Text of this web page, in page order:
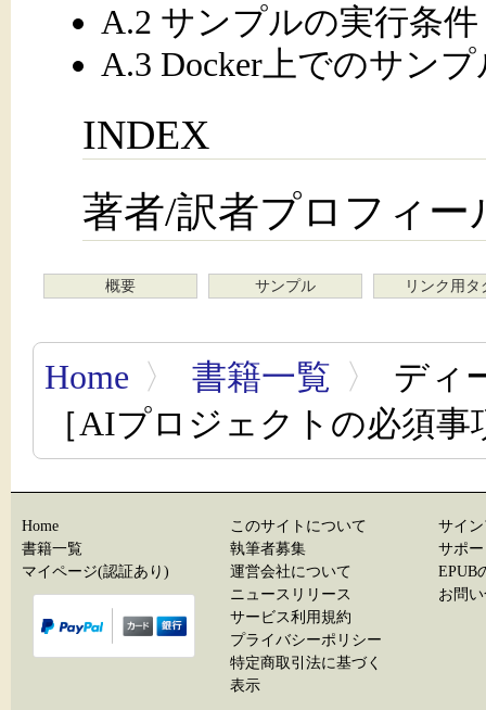
A.2 サンプルの実行条件
A.3 Docker上でのサン
INDEX
著者/訳者プロフィー
概要 サンプル リンク用タ
Home 〉 書籍一覧 〉
ディ
［AIプロジェクトの必須
Home
書籍一覧
マイページ(認証あり)
このサイトについて
執筆者募集
運営会社について
ニュースリリース
サービス利用規約
プライバシーポリシー
特定商取引法に基づく
表示
サイ
サポ
EPUB
お問